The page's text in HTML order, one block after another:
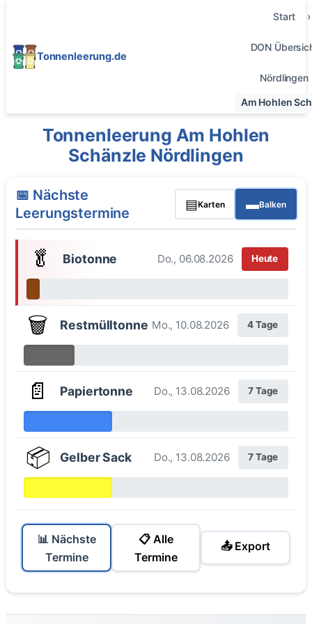
Tonnenleerung.de
Start
DON
Nördlingen
Am Hohlen
Tonnenleerung Am Hohlen
Schänzle Nördlingen
📅 Nächste
Leerungstermine
▤Karten ▬Balken
🥬 Biotonne Do., 06.08.2026 Heute
🗑️ Restmülltonne Mo., 10.08.2026 4 Tage
📄 Papiertonne Do., 13.08.2026 7 Tage
📦 Gelber Sack Do., 13.08.2026 7 Tage
📊 Nächste
Termine
📋 Alle
Termine
📤 Export